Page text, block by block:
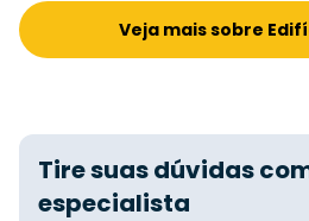
Veja mais sobre
Tire suas dúvidas
especialista